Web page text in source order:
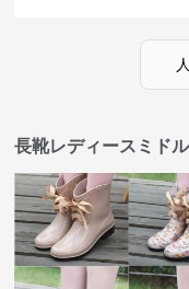
長靴レディースミド